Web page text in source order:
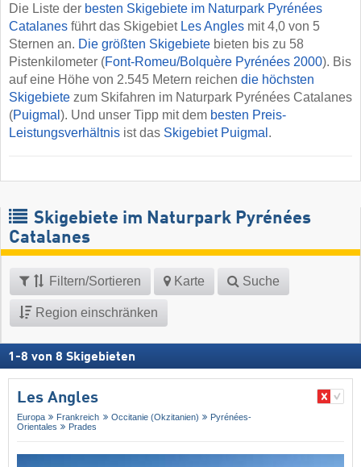
Die Liste der besten Skigebiete im Naturpark Pyrénées
Catalanes führt das Skigebiet Les Angles mit 4,0 von 5
Sternen an. Die größten Skigebiete bieten bis zu 58
Pistenkilometer (Font-Romeu/​Bolquère Pyrénées 2000). Bis
auf eine Höhe von 2.545 Metern reichen die höchsten
Skigebiete zum Skifahren im Naturpark Pyrénées Catalanes
(Puigmal ). Und unser Tipp mit dem besten Preis-
Leistungsverhältnis ist das Skigebiet Puigmal .
Skigebiete im Naturpark Pyrénées
Catalanes
Filtern/Sortieren Karte Suche
Region einschränken
1 -8 von 8 Skigebieten
Les Angles
Europa Frankreich Occitanie (Okzitanien)
Pyrénées-
Orientales
Prades